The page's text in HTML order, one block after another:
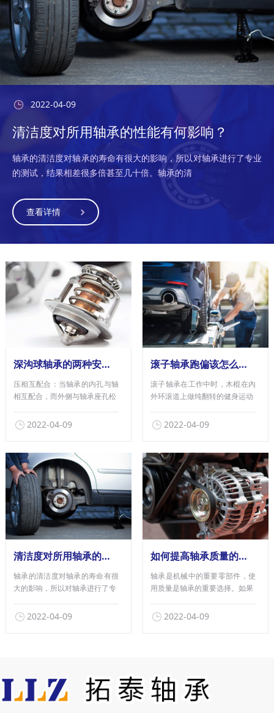
2022-04-09
清洁度对所用轴承的性能有何影响？
轴承的清洁度对轴承的寿命有很大的影响，所以对轴承进行了专业
的测试，结果相差很多倍甚至几十倍。轴承的清
查看详情
深沟球轴承的两种安装方法
压相互配合：当轴承的内孔与轴
相互配合，而外侧与轴承座孔松
2022-04-09
滚子轴承跑偏该怎么办？轴承生产厂家教你这几个常用招式
滚子轴承在工作中时，木棍在內
外环滚道上做纯翻转的健身运动
2022-04-09
清洁度对所用轴承的性能有何影响？
轴承的清洁度对轴承的寿命有很
大的影响，所以对轴承进行了专
2022-04-09
如何提高轴承质量的因素
轴承是机械中的重要零部件，使
用质量是轴承的重要选择。如果
2022-04-09